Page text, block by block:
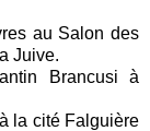
au Salon des
Juive.
Brancusi à
la cité Falguière